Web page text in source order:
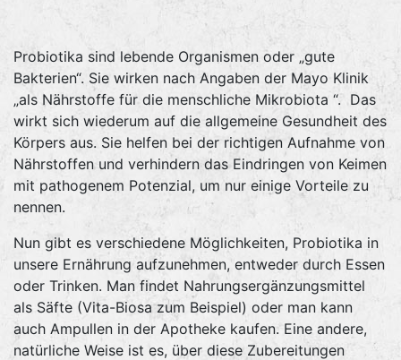
Probiotika sind lebende Organismen oder „gute
Bakterien“. Sie wirken nach Angaben der Mayo Klinik
„als Nährstoffe für die menschliche Mikrobiota “. Das
wirkt sich wiederum auf die allgemeine Gesundheit des
Körpers aus. Sie helfen bei der richtigen Aufnahme von
Nährstoffen und verhindern das Eindringen von Keimen
mit pathogenem Potenzial, um nur einige Vorteile zu
nennen.
Nun gibt es verschiedene Möglichkeiten, Probiotika in
unsere Ernährung aufzunehmen, entweder durch Essen
oder Trinken. Man findet Nahrungsergänzungsmittel
als Säfte (Vita-Biosa zum Beispiel) oder man kann
auch Ampullen in der Apotheke kaufen. Eine andere,
natürliche Weise ist es, über diese Zubereitungen